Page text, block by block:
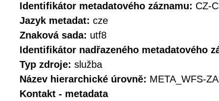
Identifikátor metadatového záznamu: CZ-
Jazyk metadat: cze
Znaková sada: utf8
Identifikátor nadřazeného metadatového
Typ zdroje: služba
Název hierarchické úrovně: META_WFS-
Kontakt - metadata